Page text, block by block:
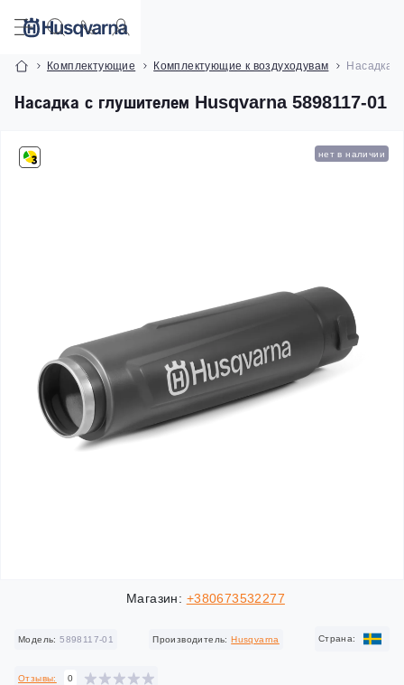
Комплектующие Комплектующие к воздуходувам Насадка
Насадка с глушителем Husqvarna 5898117-01
нет в наличии
Магазин: +380673532277
Модель: 5898117-01 Производитель: Husqvarna Cтрана:
Отзывы: 0